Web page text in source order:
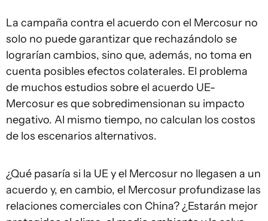
La campaña contra el acuerdo con el Mercosur no
solo no puede garantizar que rechazándolo se
lograrían cambios, sino que, además, no toma en
cuenta posibles efectos colaterales. El problema
de muchos estudios sobre el acuerdo UE-
Mercosur es que sobredimensionan su impacto
negativo. Al mismo tiempo, no calculan los costos
de los escenarios alternativos.
¿Qué pasaría si la UE y el Mercosur no llegasen a un
acuerdo y, en cambio, el Mercosur profundizase las
relaciones comerciales con China? ¿Estarán mejor